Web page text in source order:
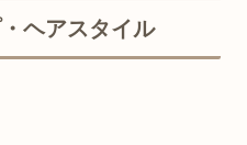
ヘアスタイル